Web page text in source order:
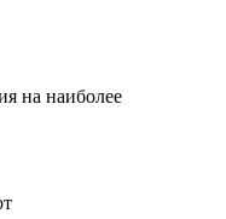
на наиболее